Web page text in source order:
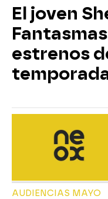
El joven
estrenos
AUDIENCIAS MAYO